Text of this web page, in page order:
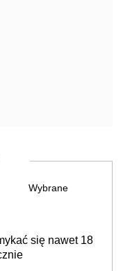
Wybrane
się nawet 18